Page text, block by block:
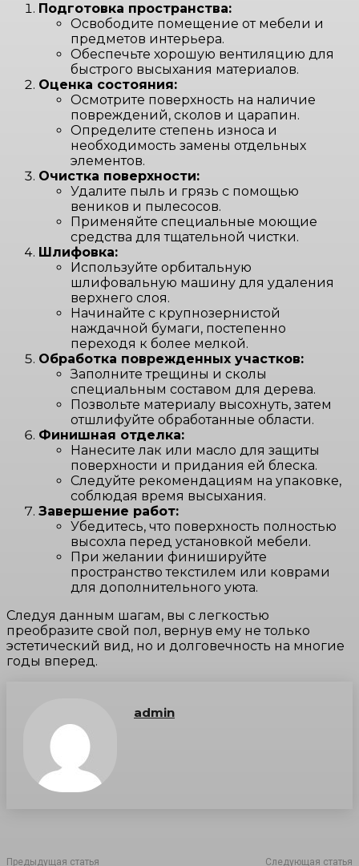
Подготовка пространства:
Освободите помещение от мебели и
предметов интерьера.
Обеспечьте хорошую вентиляцию для
быстрого высыхания материалов.
Оценка состояния:
Осмотрите поверхность на наличие
повреждений, сколов и царапин.
Определите степень износа и
необходимость замены отдельных
элементов.
Очистка поверхности:
Удалите пыль и грязь с помощью
веников и пылесосов.
Применяйте специальные моющие
средства для тщательной чистки.
Шлифовка:
Используйте орбитальную
шлифовальную машину для удаления
верхнего слоя.
Начинайте с крупнозернистой
наждачной бумаги, постепенно
переходя к более мелкой.
Обработка поврежденных участков:
Заполните трещины и сколы
специальным составом для дерева.
Позвольте материалу высохнуть, затем
отшлифуйте обработанные области.
Финишная отделка:
Нанесите лак или масло для защиты
поверхности и придания ей блеска.
Следуйте рекомендациям на упаковке,
соблюдая время высыхания.
Завершение работ:
Убедитесь, что поверхность полностью
высохла перед установкой мебели.
При желании финишируйте
пространство текстилем или коврами
для дополнительного уюта.
Следуя данным шагам, вы с легкостью
преобразите свой пол, вернув ему не только
эстетический вид, но и долговечность на многие
годы вперед.
admin
Предыдущая статья Следующая статья